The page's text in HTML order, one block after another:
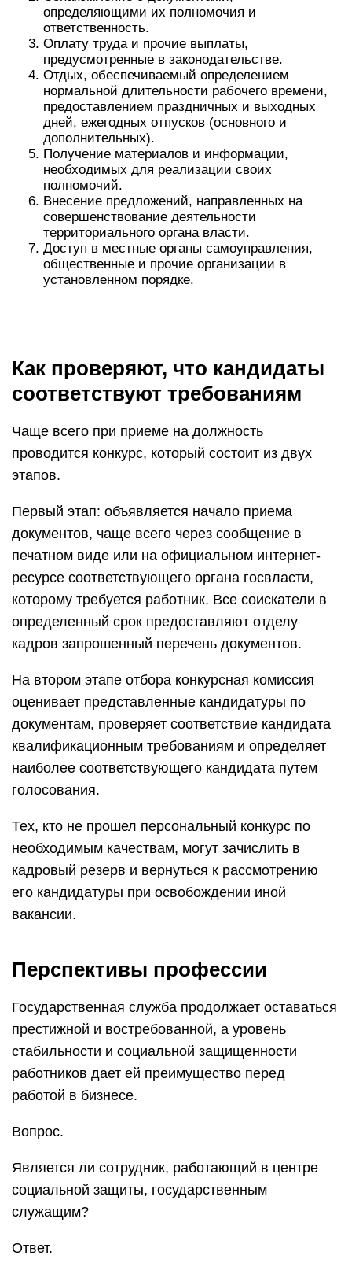
определяющими их полномочия и
ответственность.
Оплату труда и прочие выплаты,
предусмотренные в законодательстве.
Отдых, обеспечиваемый определением
нормальной длительности рабочего времени,
предоставлением праздничных и выходных
дней, ежегодных отпусков (основного и
дополнительных).
Получение материалов и информации,
необходимых для реализации своих
полномочий.
Внесение предложений, направленных на
совершенствование деятельности
территориального органа власти.
Доступ в местные органы самоуправления,
общественные и прочие организации в
установленном порядке.
Как проверяют, что кандидаты
соответствуют требованиям
Чаще всего при приеме на должность
проводится конкурс, который состоит из двух
этапов.
Первый этап: объявляется начало приема
документов, чаще всего через сообщение в
печатном виде или на официальном интернет-
ресурсе соответствующего органа госвласти,
которому требуется работник. Все соискатели в
определенный срок предоставляют отделу
кадров запрошенный перечень документов.
На втором этапе отбора конкурсная комиссия
оценивает представленные кандидатуры по
документам, проверяет соответствие кандидата
квалификационным требованиям и определяет
наиболее соответствующего кандидата путем
голосования.
Тех, кто не прошел персональный конкурс по
необходимым качествам, могут зачислить в
кадровый резерв и вернуться к рассмотрению
его кандидатуры при освобождении иной
вакансии.
Перспективы профессии
Государственная служба продолжает оставаться
престижной и востребованной, а уровень
стабильности и социальной защищенности
работников дает ей преимущество перед
работой в бизнесе.
Вопрос.
Является ли сотрудник, работающий в центре
социальной защиты, государственным
служащим?
Ответ.